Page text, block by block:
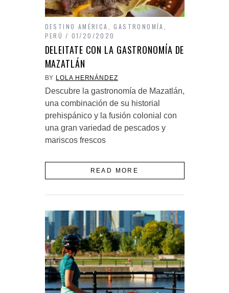
DESTINO AMÉRICA ,GASTRONOMÍA
PERÚ
01/20/2020
DELEITATE CON LA GASTRONOMÍA DE
MAZATLÁN
BY LOLA HERNÁNDEZ
Descubre la gastronomía de Mazatlán,
una combinación de su historial
prehispánico y la fusión colonial con
una gran variedad de pescados y
mariscos frescos
READ MORE